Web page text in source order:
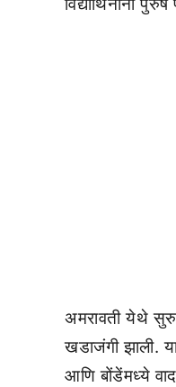
अमरावती येथे सुरु
खडाजंगी झाली.
आणि बोंडेंमध्ये